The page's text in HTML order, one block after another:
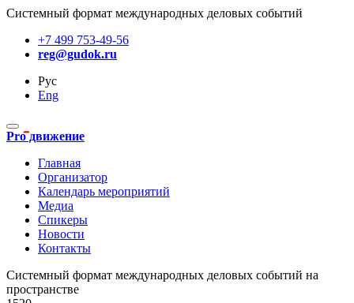
Системный формат международных деловых событий
+7 499 753-49-56
reg@gudok.ru
Рус
Eng
Pro движение
Главная
Организатор
Календарь мероприятий
Медиа
Спикеры
Новости
Контакты
Cистемный формат международных деловых событий на
пространстве